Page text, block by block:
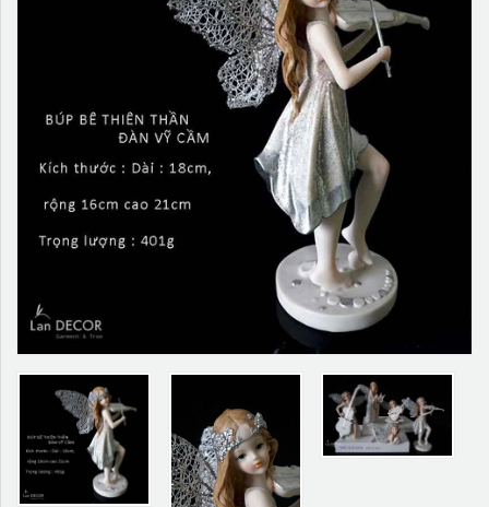
TIỂU CẢNH CÂY GIẢ
TƯỜNG CÂY GIẢ KHĂN TRẢI BÀN
TƯ VẤN LIÊN HỆ